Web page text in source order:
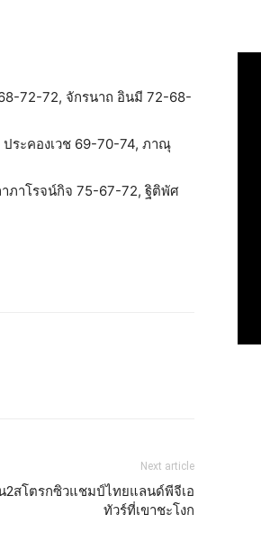
72-72, จักรนาถ อินมี 72-68-
ระคองเวช 69-70-74, ภาณุ
ภาโรจน์กิจ 75-67-72, ฐิติพัศ
Next article
น2สโตรกซิวแชมป์ไทยแลนด์พีจีเอ
ทัวร์ที่เขาชะโงก